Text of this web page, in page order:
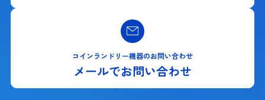
コインランドリー機器のお問い合わせ
メールでお問い合わせ